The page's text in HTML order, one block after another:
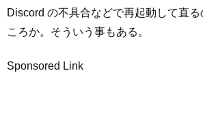
Discord の不具合などで再起動して直
ころか。そういう事もある。
Sponsored Link